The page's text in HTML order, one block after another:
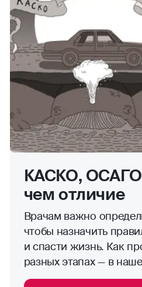
КАСКО,
чем отличие
Врачам важно
чтобы назначить
и спасти жизнь. Как
разных этапах — в